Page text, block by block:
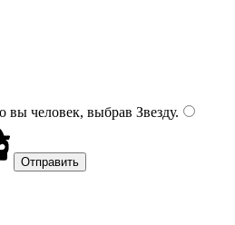
вы человек, выбрав Звезду.